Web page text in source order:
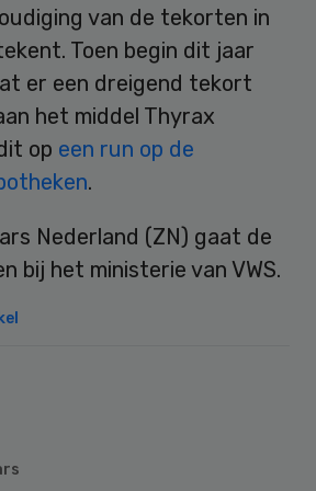
van de tekorten in
Toen begin dit jaar
er een dreigend tekort
het middel Thyrax
op een run op de
.
Nederland (ZN) gaat de
bij het ministerie van VWS.